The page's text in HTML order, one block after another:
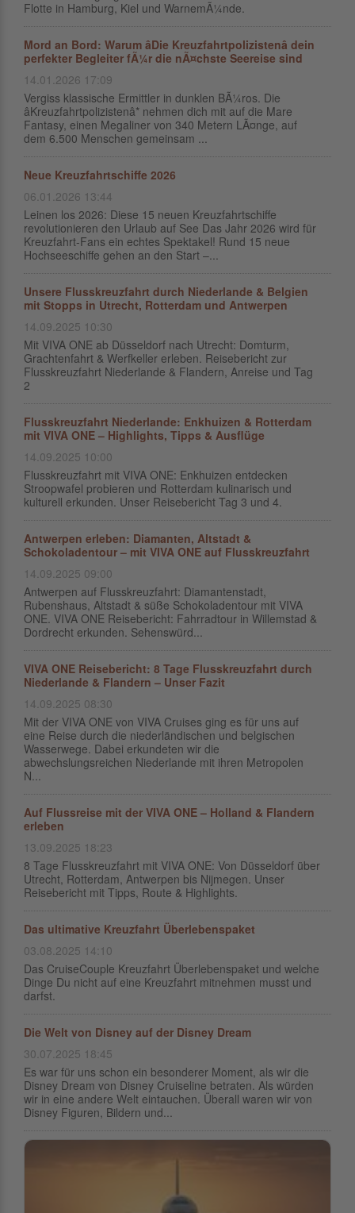
Flotte in Hamburg, Kiel und WarnemÃ¼nde.
Mord an Bord: Warum âDie Kreuzfahrtpolizistenâ dein
perfekter Begleiter fÃ¼r die nÃ¤chste Seereise sind
14.01.2026 17:09
Vergiss klassische Ermittler in dunklen BÃ¼ros. Die
âKreuzfahrtpolizistenâ* nehmen dich mit auf die Mare
Fantasy, einen Megaliner von 340 Metern LÃ¤nge, auf
dem 6.500 Menschen gemeinsam ...
Neue Kreuzfahrtschiffe 2026
06.01.2026 13:44
Leinen los 2026: Diese 15 neuen Kreuzfahrtschiffe
revolutionieren den Urlaub auf See Das Jahr 2026 wird für
Kreuzfahrt-Fans ein echtes Spektakel! Rund 15 neue
Hochseeschiffe gehen an den Start –...
Unsere Flusskreuzfahrt durch Niederlande & Belgien
mit Stopps in Utrecht, Rotterdam und Antwerpen
14.09.2025 10:30
Mit VIVA ONE ab Düsseldorf nach Utrecht: Domturm,
Grachtenfahrt & Werfkeller erleben. Reisebericht zur
Flusskreuzfahrt Niederlande & Flandern, Anreise und Tag
2
Flusskreuzfahrt Niederlande: Enkhuizen & Rotterdam
mit VIVA ONE – Highlights, Tipps & Ausflüge
14.09.2025 10:00
Flusskreuzfahrt mit VIVA ONE: Enkhuizen entdecken
Stroopwafel probieren und Rotterdam kulinarisch und
kulturell erkunden. Unser Reisebericht Tag 3 und 4.
Antwerpen erleben: Diamanten, Altstadt &
Schokoladentour – mit VIVA ONE auf Flusskreuzfahrt
14.09.2025 09:00
Antwerpen auf Flusskreuzfahrt: Diamantenstadt,
Rubenshaus, Altstadt & süße Schokoladentour mit VIVA
ONE. VIVA ONE Reisebericht: Fahrradtour in Willemstad &
Dordrecht erkunden. Sehenswürd...
VIVA ONE Reisebericht: 8 Tage Flusskreuzfahrt durch
Niederlande & Flandern – Unser Fazit
14.09.2025 08:30
Mit der VIVA ONE von VIVA Cruises ging es für uns auf
eine Reise durch die niederländischen und belgischen
Wasserwege. Dabei erkundeten wir die
abwechslungsreichen Niederlande mit ihren Metropolen
N...
Auf Flussreise mit der VIVA ONE – Holland & Flandern
erleben
13.09.2025 18:23
8 Tage Flusskreuzfahrt mit VIVA ONE: Von Düsseldorf über
Utrecht, Rotterdam, Antwerpen bis Nijmegen. Unser
Reisebericht mit Tipps, Route & Highlights.
Das ultimative Kreuzfahrt Überlebenspaket
03.08.2025 14:10
Das CruiseCouple Kreuzfahrt Überlebenspaket und welche
Dinge Du nicht auf eine Kreuzfahrt mitnehmen musst und
darfst.
Die Welt von Disney auf der Disney Dream
30.07.2025 18:45
Es war für uns schon ein besonderer Moment, als wir die
Disney Dream von Disney Cruiseline betraten. Als würden
wir in eine andere Welt eintauchen. Überall waren wir von
Disney Figuren, Bildern und...